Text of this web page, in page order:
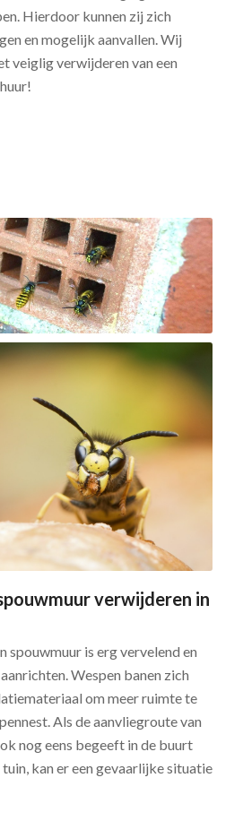
Hierdoor kunnen zij zich
en mogelijk aanvallen. Wij
veiglig verwijderen van een
verwijderen in
spouwmuur is erg vervelend en
Wespen banen zich
om meer ruimte te
Als de aanvliegroute van
nog eens begeeft in de buurt
kan er een gevaarlijke situatie